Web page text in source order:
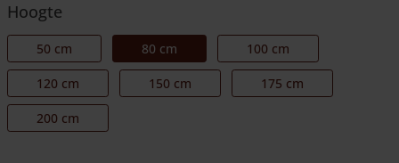
Hoogte
50 cm 80 cm 100 cm
120 cm 150 cm 175 cm
200 cm